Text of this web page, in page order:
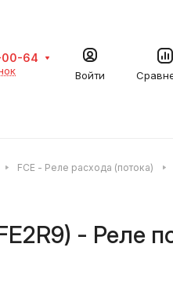
00-64
Войти
FCE - Реле расхода (потока)
- Реле